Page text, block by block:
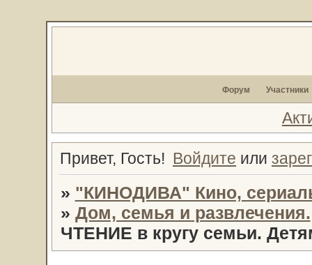
Форум Участники
Привет, Гость! Войдите или
» "КИНОДИВА" Кино,
» Дом, семья и развлечения.
ЧТЕНИЕ в кругу семьи.